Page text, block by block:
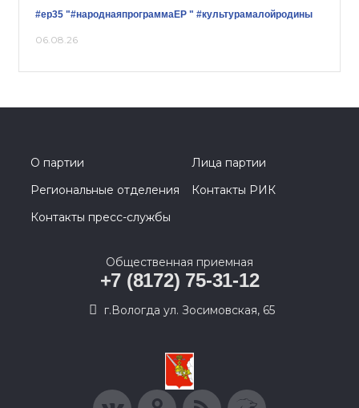
#ер35 "#народнаяпрограммаЕР " #культурамалойродины
06.08.26
О партии
Лица партии
Региональные отделения
Контакты РИК
Контакты пресс-службы
Общественная приемная
+7 (8172) 75-31-12
г.Вологда ул. Зосимовская, 65